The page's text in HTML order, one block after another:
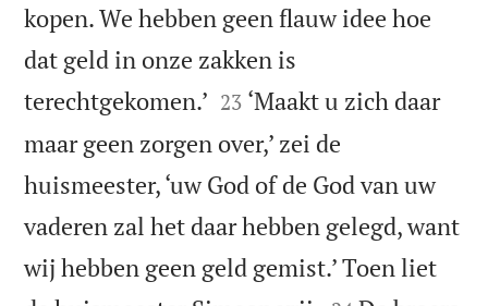
kopen. We hebben geen flauw idee hoe
dat geld in onze zakken is
terechtgekomen.’ 

23 ‘Maakt u zich daar
maar geen zorgen over,’ zei de
huismeester, ‘uw God of de God van uw
vaderen zal het daar hebben gelegd, want
wij hebben geen geld gemist.’ Toen liet